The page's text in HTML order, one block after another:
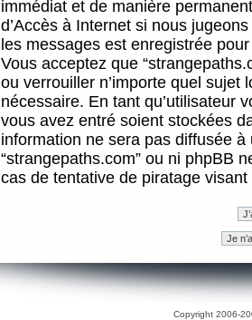
immédiat et de manière
d’Accès à Internet si nous
les messages est enregistrée
Vous acceptez que
ou verrouiller n’importe quel sujet
nécessaire. En tant qu’utilisateur
vous avez entré soient stockées
information ne sera pas diffusée
“strangepaths.com” ou ni phpBB
cas de tentative de piratage
Copyright 2006-